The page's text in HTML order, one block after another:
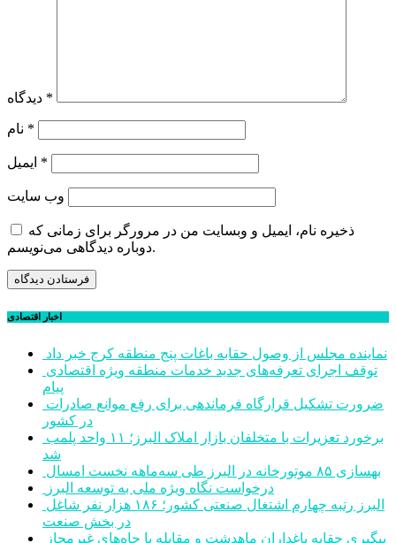
*
*
*
وب‌ سایت
ذخیره نام، ایمیل و وبسایت من در مرورگر برای زمانی که
دوباره دیدگاهی می‌نویسم.
اخبار اقتصادی
نماینده مجلس از وصول حقابه باغات پنج منطقه کرج خبر داد
پیام
در کشور
شد
بهسازی ۸۵ موتورخانه در البرز طی سه‌ماهه نخست امسال
درخواست نگاه ویژه ملی به توسعه البرز
در بخش صنعت